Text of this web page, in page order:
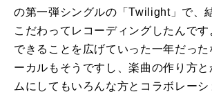
の第一弾シングルの「Twilight」で、
こだわってレコーディングしたんで
できることを広げていった一年だっ
ーカルもそうですし、楽曲の作り方
ムにしてもいろんな方とコラボレーシ